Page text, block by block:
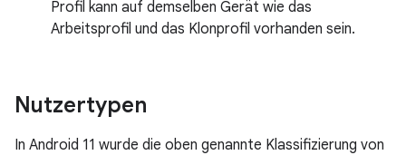
Profil kann auf demselben Gerät wie das
Arbeitsprofil und das Klonprofil vorhanden sein.
Nutzertypen
In Android 11 wurde die oben genannte Klassifizierung von